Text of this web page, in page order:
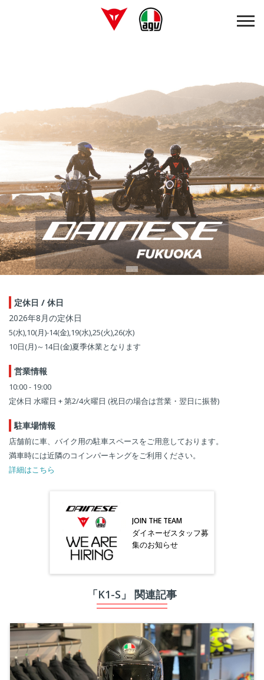
定休日 / 休日
2026年8月の定休日
5(水),10(月)-14(金),19(水),25(火),26(水)
10日(月)～14日(金)夏季休業となります
営業情報
10:00 - 19:00
定休日 水曜日 + 第2/4火曜日 (祝日の場合は営業・翌日に振替)
駐車場情報
店舗前に車、バイク用の駐車スペースをご用意しております。
満車時には近隣のコインパーキングをご利用ください。
詳細はこちら
JOIN THE TEAM
ダイネーゼスタッフ募
集のお知らせ
「K1-S」 関連記事